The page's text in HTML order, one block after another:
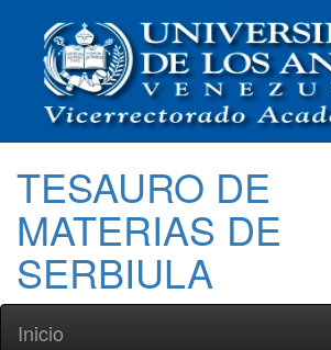
TESAURO DE
MATERIAS DE
SERBIULA
Inicio